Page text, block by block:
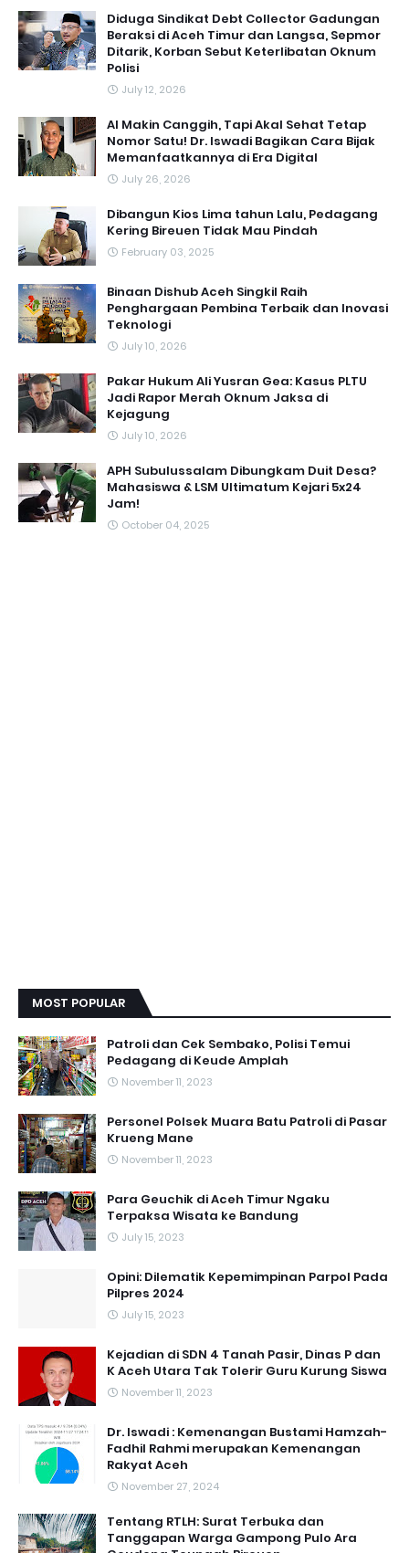
Diduga Sindikat Debt Collector Gadungan
Beraksi di Aceh Timur dan Langsa, Sepmor
Ditarik, Korban Sebut Keterlibatan Oknum
Polisi
July 12, 2026
AI Makin Canggih, Tapi Akal Sehat Tetap
Nomor Satu! Dr. Iswadi Bagikan Cara Bijak
Memanfaatkannya di Era Digital
July 26, 2026
Dibangun Kios Lima tahun Lalu, Pedagang
Kering Bireuen Tidak Mau Pindah
February 03, 2025
Binaan Dishub Aceh Singkil Raih
Penghargaan Pembina Terbaik dan Inovasi
Teknologi
July 10, 2026
Pakar Hukum Ali Yusran Gea: Kasus PLTU
Jadi Rapor Merah Oknum Jaksa di
Kejagung
July 10, 2026
APH Subulussalam Dibungkam Duit Desa?
Mahasiswa & LSM Ultimatum Kejari 5x24
Jam!
October 04, 2025
MOST POPULAR
Patroli dan Cek Sembako, Polisi Temui
Pedagang di Keude Amplah
November 11, 2023
Personel Polsek Muara Batu Patroli di Pasar
Krueng Mane
November 11, 2023
Para Geuchik di Aceh Timur Ngaku
Terpaksa Wisata ke Bandung
July 15, 2023
Opini: Dilematik Kepemimpinan Parpol Pada
Pilpres 2024
July 15, 2023
Kejadian di SDN 4 Tanah Pasir, Dinas P dan
K Aceh Utara Tak Tolerir Guru Kurung Siswa
November 11, 2023
Dr. Iswadi : Kemenangan Bustami Hamzah-
Fadhil Rahmi merupakan Kemenangan
Rakyat Aceh
November 27, 2024
Tentang RTLH: Surat Terbuka dan
Tanggapan Warga Gampong Pulo Ara